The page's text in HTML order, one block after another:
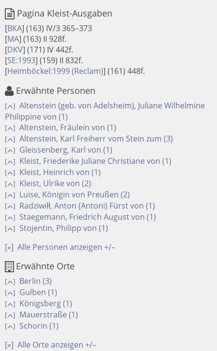
Pagina Kleist-Ausgaben
[BKA] (163) IV/3 365–373
[MA] (163) II 928f.
[DKV] (171) IV 442f.
[SE:1993] (159) II 832f.
[Heimböckel:1999 (Reclam)] (161) 448f.
Erwähnte Personen
[ ] Altenstein (geb. von Adelsheim), Juliane Wilhelmine
Philippine von (1)
[ ] Altenstein, Fräulein von (1)
[ ] Altenstein, Karl Freiherr vom Stein zum (3)
[ ] Gleissenberg, Karl von (1)
[ ] Kleist, Friederike Juliane Christiane von (1)
[ ] Kleist, Heinrich von (1)
[ ] Kleist, Ulrike von (2)
[ ] Luise, Königin von Preußen (2)
[ ] Radziwiłł, Anton (Antoni) Fürst von (1)
[ ] Staegemann, Friedrich August von (1)
[ ] Stojentin, Philipp von (1)
[»] Alle Personen anzeigen +/–
Erwähnte Orte
[ ] Berlin (3)
[ ] Gulben (1)
[ ] Königsberg (1)
[ ] Mauerstraße (1)
[ ] Schorin (1)
[»] Alle Orte anzeigen +/–